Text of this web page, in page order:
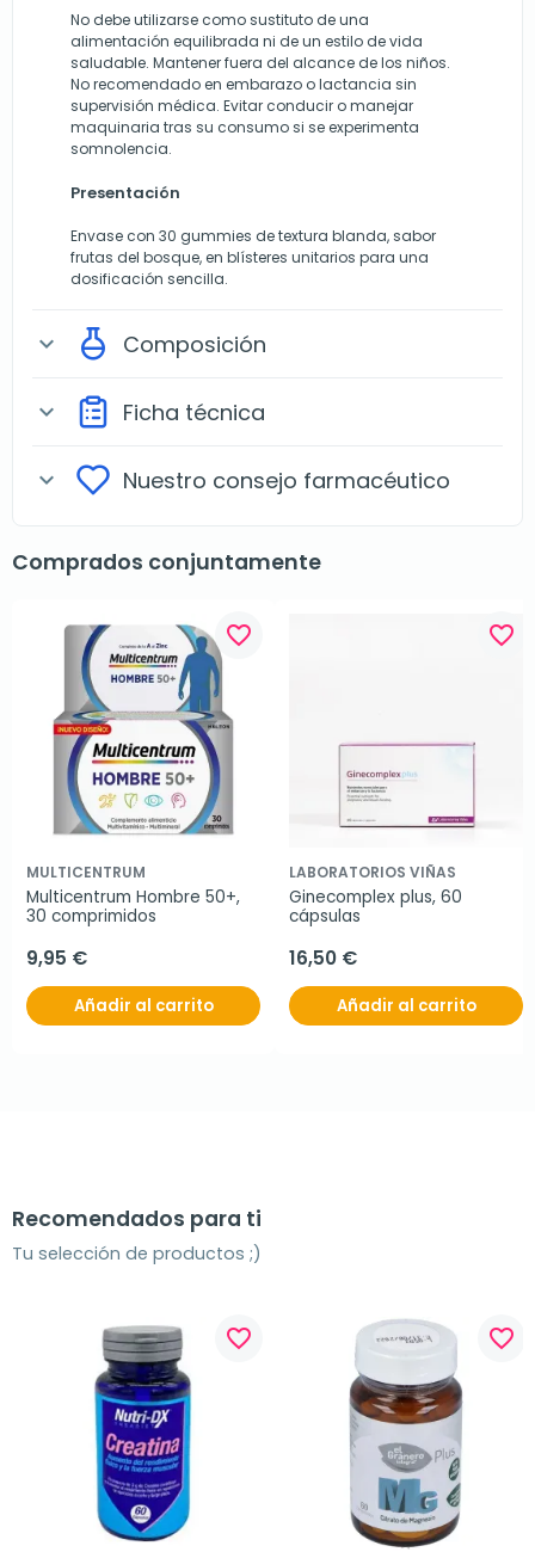
No debe utilizarse como sustituto de una
alimentación equilibrada ni de un estilo de vida
saludable. Mantener fuera del alcance de los niños.
No recomendado en embarazo o lactancia sin
supervisión médica. Evitar conducir o manejar
maquinaria tras su consumo si se experimenta
somnolencia.
Presentación
Envase con 30 gummies de textura blanda, sabor
frutas del bosque, en blísteres unitarios para una
dosificación sencilla.
expand_more Composición
expand_more Ficha técnica
expand_more Nuestro consejo farmacéutico
Comprados conjuntamente
favorite_border
MULTICENTRUM
Multicentrum Hombre 50+,
30 comprimidos
9,95 €
Añadir al carrito
favorite_border
LABORATORIOS VIÑAS
Ginecomplex plus, 60
cápsulas
16,50 €
Añadir al carrito
Recomendados para ti
Tu selección de productos ;)
favorite_border favorite_border